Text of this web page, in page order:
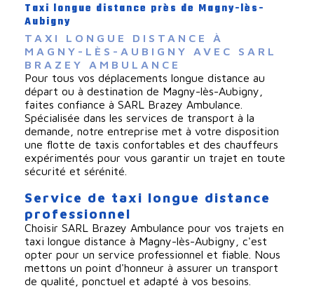
Taxi longue distance près de Magny-lès-
Aubigny
TAXI LONGUE DISTANCE À
MAGNY-LÈS-AUBIGNY AVEC SARL
BRAZEY AMBULANCE
Pour tous vos déplacements longue distance au
départ ou à destination de Magny-lès-Aubigny,
faites confiance à SARL Brazey Ambulance.
Spécialisée dans les services de transport à la
demande, notre entreprise met à votre disposition
une flotte de taxis confortables et des chauffeurs
expérimentés pour vous garantir un trajet en toute
sécurité et sérénité.
Service de taxi longue distance
professionnel
Choisir SARL Brazey Ambulance pour vos trajets en
taxi longue distance à Magny-lès-Aubigny, c'est
opter pour un service professionnel et fiable. Nous
mettons un point d'honneur à assurer un transport
de qualité, ponctuel et adapté à vos besoins.